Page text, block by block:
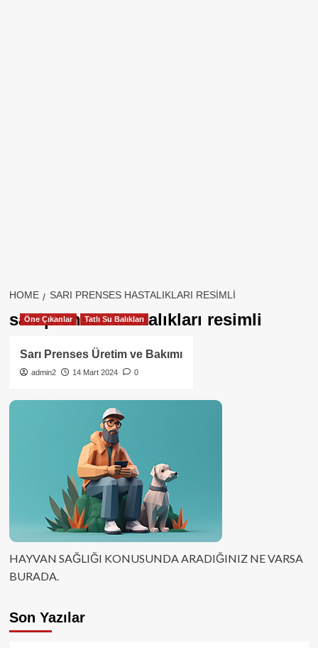
HOME SARI PRENSES HASTALIKLARI RESIMLI
sarı prenses hastalıkları resimli
Öne Çıkanlar Tatlı Su Balıkları
Sarı Prenses Üretim ve Bakımı
admin2 14 Mart 2024 0
HAYVAN SAĞLIĞI KONUSUNDA ARADIĞINIZ NE VARSA
BURADA.
Son Yazılar